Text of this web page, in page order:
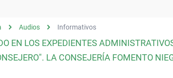
Audios Informativos
EN LOS EXPEDIENTES
LA CONSEJERÍA FOMENTO